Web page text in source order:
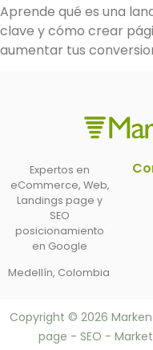
Aprende qué es una
clave y cómo crear
aumentar tus
Expertos en
eCommerce, Web,
Landings page y
SEO
posicionamiento
en Google
Medellín, Colombia
Copyright © 2026
page - SEO -